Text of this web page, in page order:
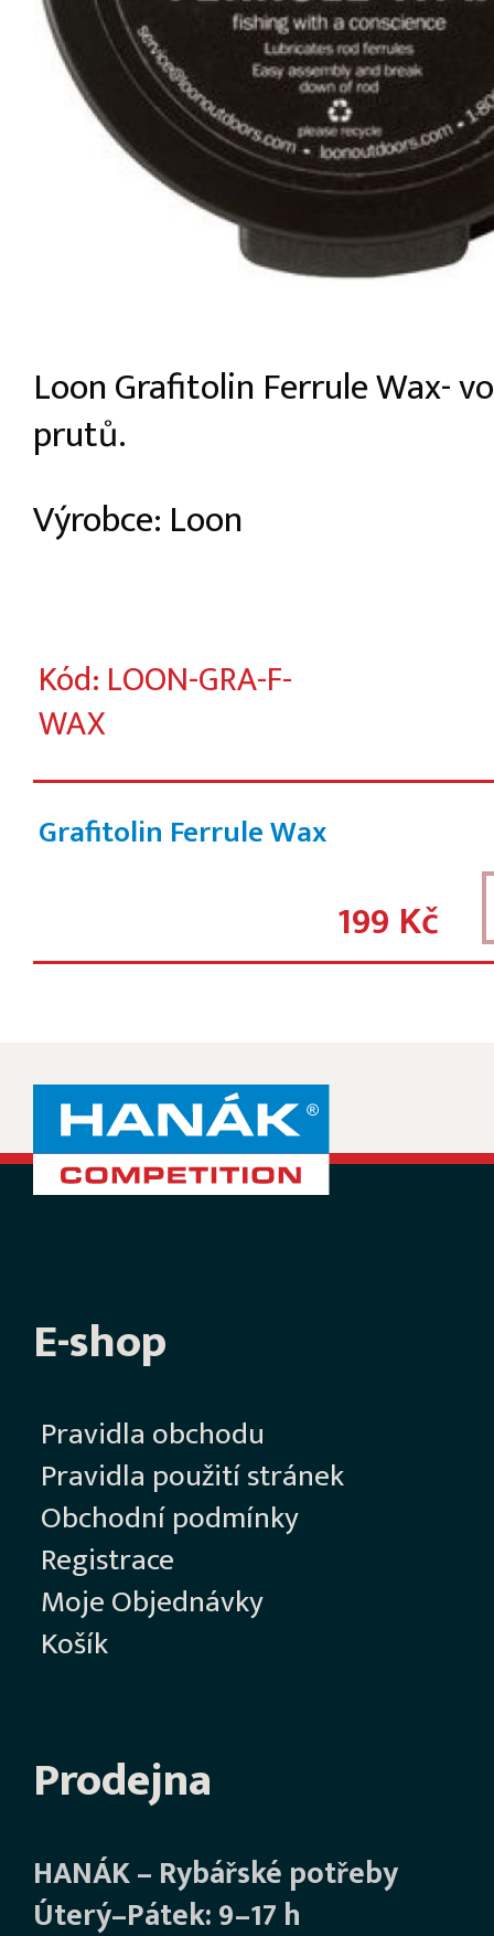
Loon Grafitolin Ferrule Wax-
prutů.
Výrobce: Loon
Kód: LOON-GRA-F-
WAX
Grafitolin Ferrule Wax
199 Kč
E-shop
Pravidla obchodu
Pravidla použití stránek
Obchodní podmínky
Registrace
Moje Objednávky
Košík
Prodejna
HANÁK – Rybářské potřeby
Úterý–Pátek: 9–17 h